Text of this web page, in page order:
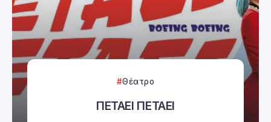
Θέατρο
ΠΕΤΑΕΙ ΠΕΤΑΕΙ